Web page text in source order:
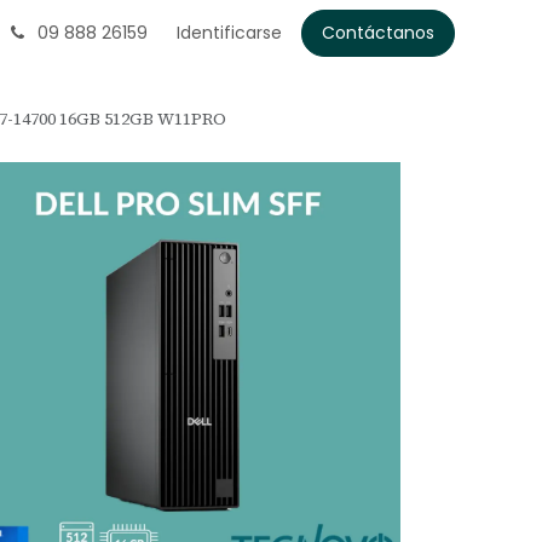
09 888 26159 Identificarse Contáctanos
16GB 512GB W11PRO